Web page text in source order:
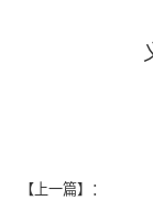
【上一篇】 ：